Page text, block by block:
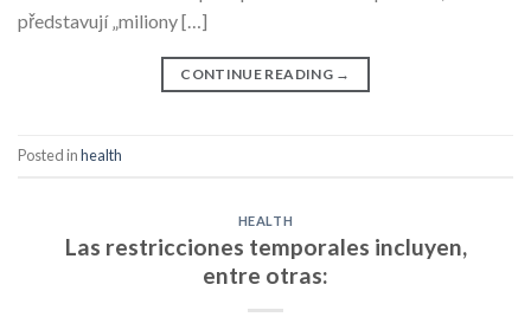
představují „miliony […]
CONTINUE READING →
Posted inhealth
HEALTH
Las restricciones temporales incluyen,
entre otras: